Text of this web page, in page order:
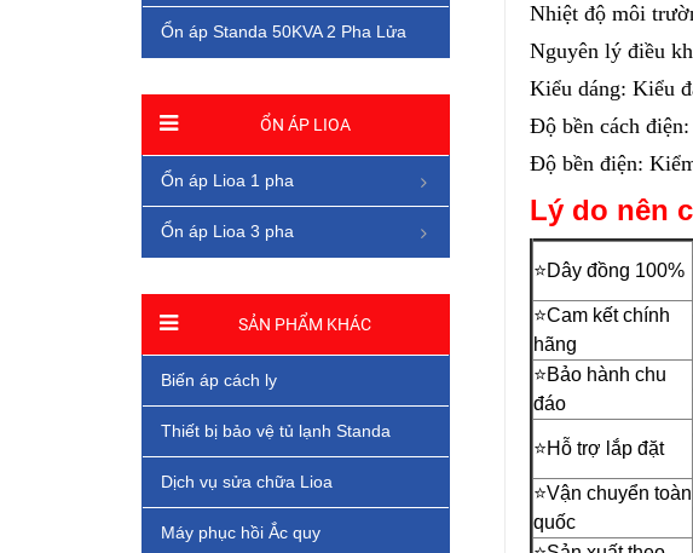
Nhiệt độ môi
Nguyên lý điều
Kiểu dáng: Kiểu
Độ bền cách
Độ bền điện:
Lý do nên
⭐️Dây đồng 100%
⭐️Cam kết chính
hãng
⭐️Bảo hành chu
đáo
⭐️Hỗ trợ lắp đặt
⭐️Vận chuyển toàn
quốc
Ổn áp Standa 50KVA 2 Pha Lửa
ỔN ÁP LIOA
Ổn áp Lioa 1 pha
Ổn áp Lioa 3 pha
SẢN PHẨM KHÁC
Biến áp cách ly
Thiết bị bảo vệ tủ lạnh Standa
Dịch vụ sửa chữa Lioa
Máy phục hồi Ắc quy